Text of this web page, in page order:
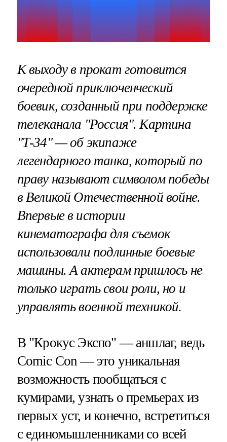
К выходу в прокат готовится
очередной приключенческий
боевик, созданный при поддержке
телеканала "Россия". Картина
"Т-34" — об экипаже
легендарного танка, который по
праву называют символом победы
в Великой Отечественной войне.
Впервые в истории
кинематографа для съемок
использовали подлинные боевые
машины. А актерам пришлось не
только играть свои роли, но и
управлять военной техникой.
В "Крокус Экспо" — аншлаг, ведь
Comic Con — это уникальная
возможность пообщаться с
кумирами, узнать о премьерах из
первых уст, и конечно, встретиться
с единомышленниками со всей